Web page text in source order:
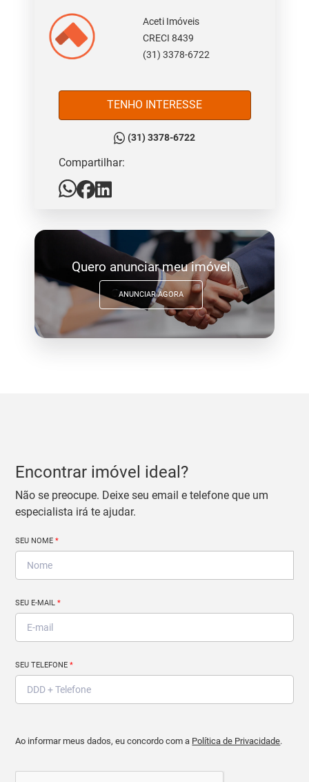
Aceti Imóveis
CRECI 8439
(31) 3378-6722
TENHO INTERESSE
(31) 3378-6722
Compartilhar:
Quero anunciar meu imóvel
ANUNCIAR AGORA
Encontrar imóvel ideal?
Não se preocupe. Deixe seu email e telefone que um
especialista irá te ajudar.
SEU NOME*
SEU E-MAIL*
SEU TELEFONE*
Ao informar meus dados, eu concordo com a Política de Privacidade.